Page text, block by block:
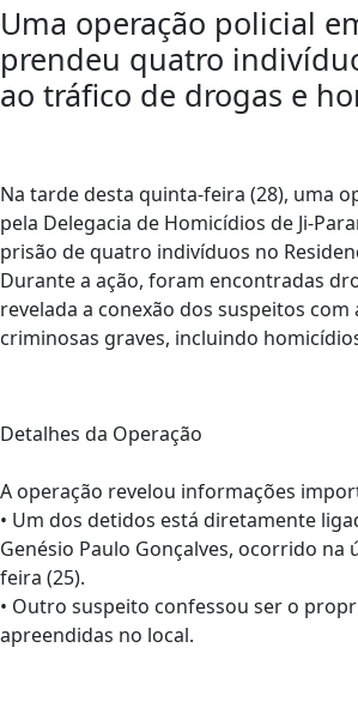
Uma operação policial
prendeu quatro
ao tráfico de drogas e
Na tarde desta quinta-feira (28), uma
pela Delegacia de Homicídios de Ji-
prisão de quatro indivíduos no
Durante a ação, foram encontradas
revelada a conexão dos suspeitos com
criminosas graves, incluindo
Detalhes da Operação
A operação revelou informações
• Um dos detidos está diretamente
Genésio Paulo Gonçalves, ocorrido na
feira (25).
• Outro suspeito confessou ser o
apreendidas no local.